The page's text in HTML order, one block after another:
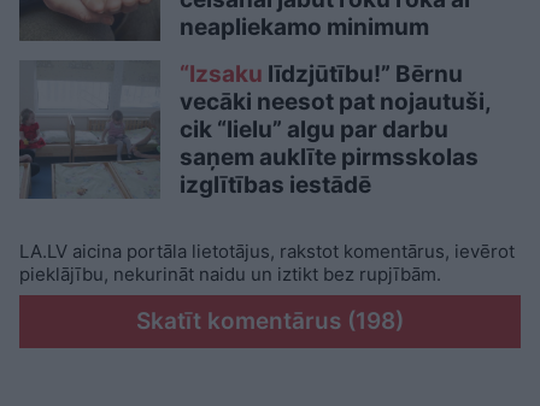
neapliekamo minimum
“Izsaku līdzjūtību!” Bērnu
vecāki neesot pat nojautuši,
cik “lielu” algu par darbu
saņem auklīte pirmsskolas
izglītības iestādē
LA.LV aicina portāla lietotājus, rakstot komentārus, ievērot
pieklājību, nekurināt naidu un iztikt bez rupjībām.
Skatīt komentārus (198)